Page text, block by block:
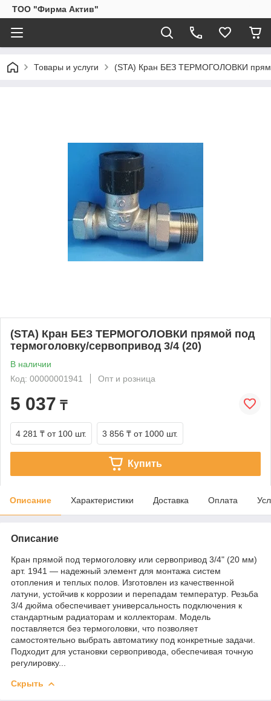
ТОО "Фирма Актив"
Товары и услуги (STA) Кран БЕЗ ТЕРМОГОЛОВКИ
(STA) Кран БЕЗ ТЕРМОГОЛОВКИ прямой под
термоголовку/сервопривод 3/4 (20)
В наличии
Код: 00000001941
Опт и розница
5 037 ₸
4 281 ₸ от 100 шт. 3 856 ₸ от 1000 шт.
Купить
Описание Характеристики Доставка Оплата
Описание
Кран прямой под термоголовку или сервопривод 3/4" (20 мм)
арт. 1941 — надежный элемент для монтажа систем
отопления и теплых полов. Изготовлен из качественной
латуни, устойчив к коррозии и перепадам температур. Резьба
3/4 дюйма обеспечивает универсальность подключения к
стандартным радиаторам и коллекторам. Модель
поставляется без термоголовки, что позволяет
самостоятельно выбрать автоматику под конкретные задачи.
Подходит для установки сервопривода, обеспечивая точную
регулировку...
Скрыть